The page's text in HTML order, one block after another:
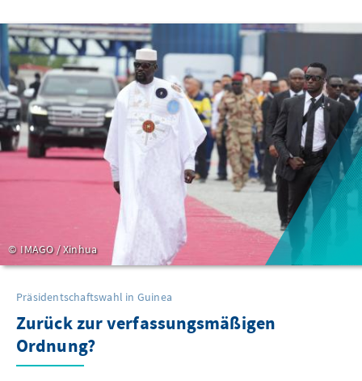
IMAGO / Xinhua
Präsidentschaftswahl in Guinea
Zurück zur verfassungsmäßigen
Ordnung?